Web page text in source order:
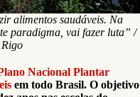
alimentos saudáveis. Na
paradigma, vai fazer luta” /
Nacional Plantar
em todo Brasil. O objetivo